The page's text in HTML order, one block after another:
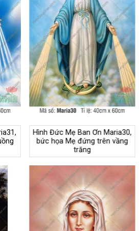
Hình Đức Mẹ Ban Ơn Maria30,
bức họa Mẹ đứng trên vầng
trăng